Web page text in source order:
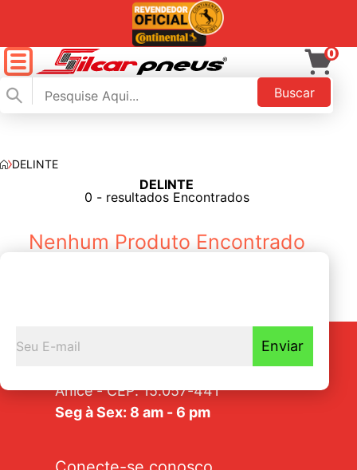
Buscar
0
DELINTE
DELINTE
0 - resultados Encontrados
Nenhum Produto Encontrado
Enviar
Av. Tarraf, 2570/2580 - Jardim
Anice - CEP: 15.057-441
Seg à Sex: 8 am - 6 pm